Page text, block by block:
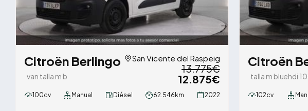
Citroën Berlingo
van talla m b
San Vicente del Raspeig
13.775€
12.875€
100cv Manual Diésel 62.546km 2022
Citroën
talla m bluehdi
102cv